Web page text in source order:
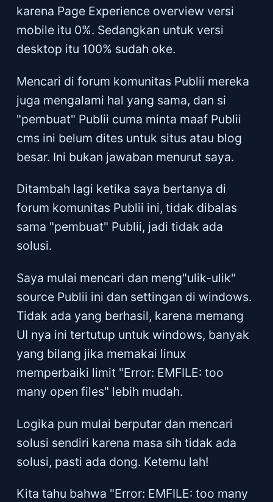
karena Page Experience overview versi
mobile itu 0%. Sedangkan untuk versi
desktop itu 100% sudah oke.
Mencari di forum komunitas Publii mereka
juga mengalami hal yang sama, dan si
"pembuat" Publii cuma minta maaf Publii
cms ini belum dites untuk situs atau blog
besar. Ini bukan jawaban menurut saya.
Ditambah lagi ketika saya bertanya di
forum komunitas Publii ini, tidak dibalas
sama "pembuat" Publii, jadi tidak ada
solusi.
Saya mulai mencari dan meng"ulik-ulik"
source Publii ini dan settingan di windows.
Tidak ada yang berhasil, karena memang
UI nya ini tertutup untuk windows, banyak
yang bilang jika memakai linux
memperbaiki limit "Error: EMFILE: too
many open files" lebih mudah.
Logika pun mulai berputar dan mencari
solusi sendiri karena masa sih tidak ada
solusi, pasti ada dong. Ketemu lah!
Kita tahu bahwa "Error: EMFILE: too many